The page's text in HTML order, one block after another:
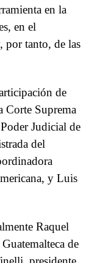
en la
en el
por tanto, de las
de
Corte Suprema
Judicial de
del
y Luis
Raquel
de